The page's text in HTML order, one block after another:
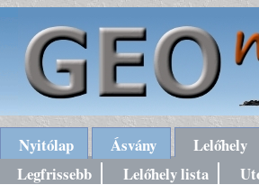
Nyitólap Ásvány Lelőhely
Legfrissebb
Lelőhely lista